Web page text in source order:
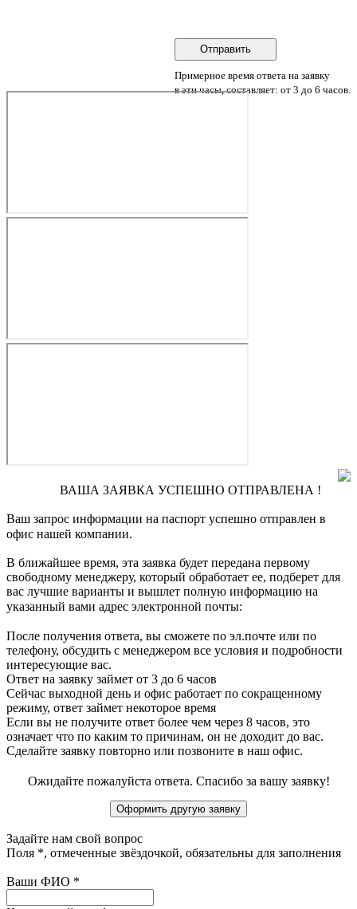
Примерное время ответа на заявку
в эти часы, составляет: от 3 до 6 часов.
ВАША ЗАЯВКА УСПЕШНО ОТПРАВЛЕНА !
Ваш запрос информации на паспорт успешно отправлен в
офис нашей компании.
В ближайшее время, эта заявка будет передана первому
свободному менеджеру, который обработает ее, подберет для
вас лучшие варианты и вышлет полную информацию на
указанный вами адрес электронной почты:
После получения ответа, вы сможете по эл.почте или по
телефону, обсудить с менеджером все условия и подробности
интересующие вас.
Ответ на заявку займет от 3 до 6 часов
Сейчас выходной день и офис работает по сокращенному
режиму, ответ займет некоторое время
Если вы не получите ответ более чем через 8 часов, это
означает что по каким то причинам, он не доходит до вас.
Сделайте заявку повторно или позвоните в наш офис.
Ожидайте пожалуйста ответа. Спасибо за вашу заявку!
Задайте нам свой вопрос
Поля *, отмеченные звёздочкой, обязательны для заполнения
Ваши ФИО *